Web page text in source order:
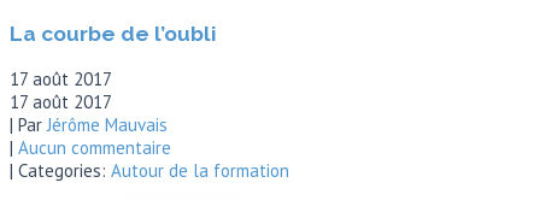
La courbe de l’oubli
17 août 2017
17 août 2017
| Par Jérôme Mauvais
| Aucun commentaire
| Categories: Autour de la formation